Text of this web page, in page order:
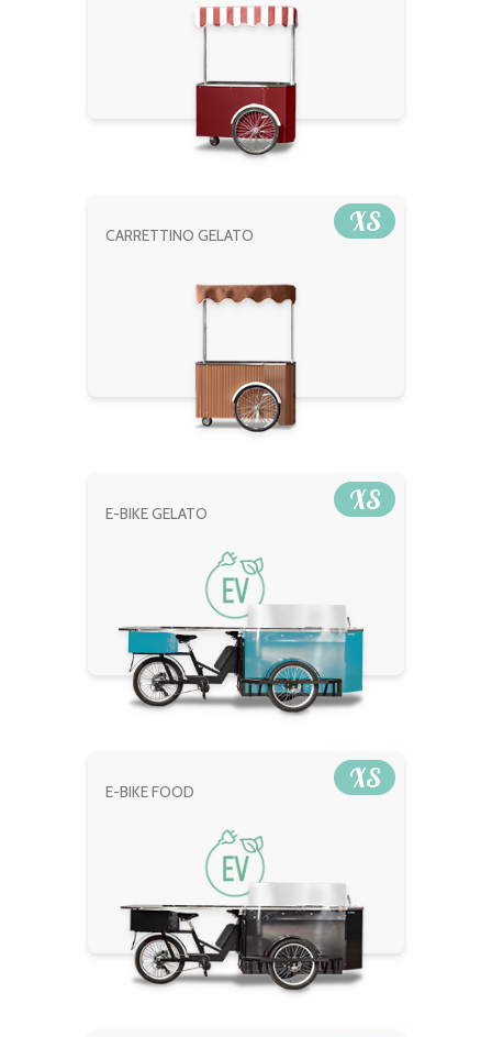
CARRETTINO GELATO XS
E-BIKE GELATO XS
E-BIKE FOOD XS